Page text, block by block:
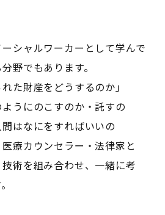
シャルワーカーとして学んで
野でもあります。
た財産をどうするのか」
ようにのこすのか・託すの
はなにをすればいいの
療カウンセラー・法律家と
術を組み合わせ、一緒に考